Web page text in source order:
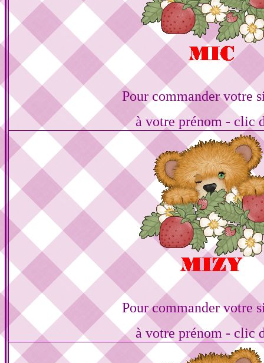
Pour commander votre
à votre prénom - clic
Pour commander votre
à votre prénom - clic